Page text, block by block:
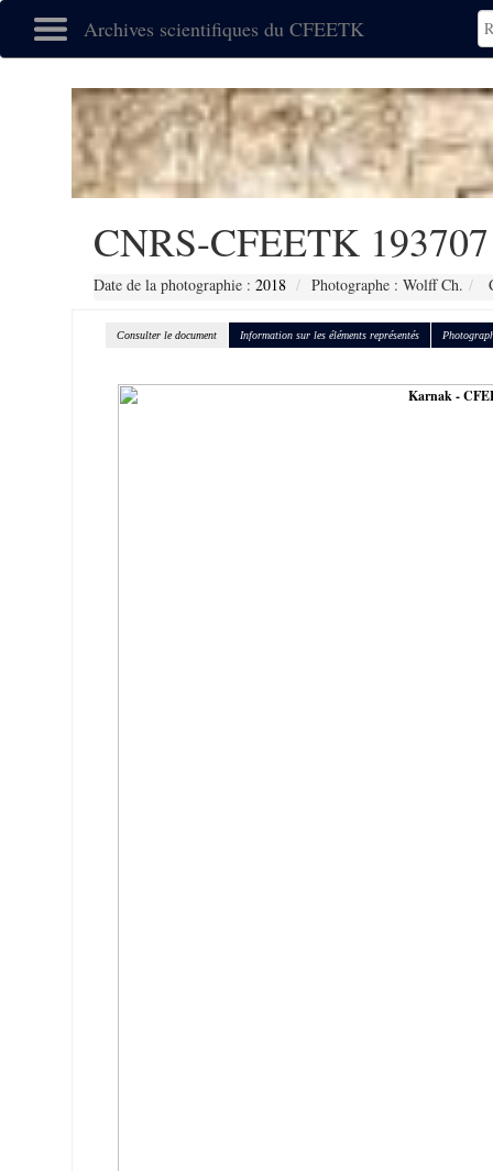
Archives scientifiques du CFEETK
CNRS-CFEETK 193707
Date de la photographie : 2018 Photographe : Wolff Ch.
Consulter le document Information sur les éléments représentés